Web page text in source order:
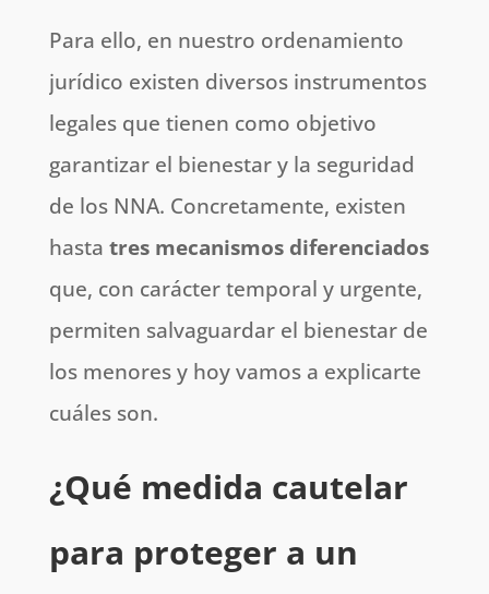
Para ello, en nuestro ordenamiento
jurídico existen diversos instrumentos
legales que tienen como objetivo
garantizar el bienestar y la seguridad
de los NNA. Concretamente, existen
hasta tres mecanismos diferenciados
que, con carácter temporal y urgente,
permiten salvaguardar el bienestar de
los menores y hoy vamos a explicarte
cuáles son.
¿Qué medida cautelar
para proteger a un